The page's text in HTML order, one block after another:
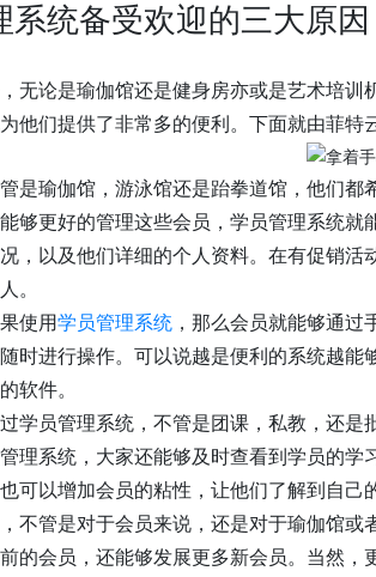
系统备受欢迎的三大原因
无论是瑜伽馆还是健身房亦或是艺术培训
他们提供了非常多的便利。下面就由菲特
是瑜伽馆，游泳馆还是跆拳道馆，他们都
够更好的管理这些会员，学员管理系统
，以及他们详细的个人资料。在有促销
。
使用学员管理系统，那么会员就能够通过
时进行操作。可以说越是便利的系统越
软件。
学员管理系统，不管是团课，私教，还是
理系统，大家还能够及时查看到学员的
可以增加会员的粘性，让他们了解到自己
不管是对于会员来说，还是对于瑜伽馆或
的会员，还能够发展更多新会员。当然，